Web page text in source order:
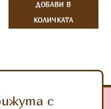
ДОБАВИ В
КОЛИЧКАТА
с